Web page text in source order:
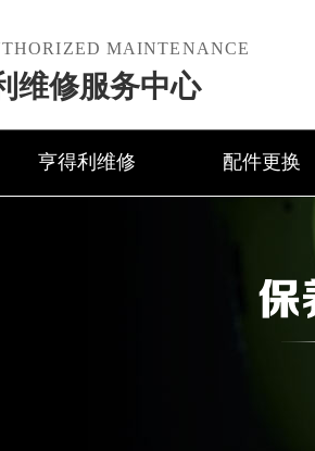
MAINTENANCE
维修服务中心
亨得利维修 配件更换
保